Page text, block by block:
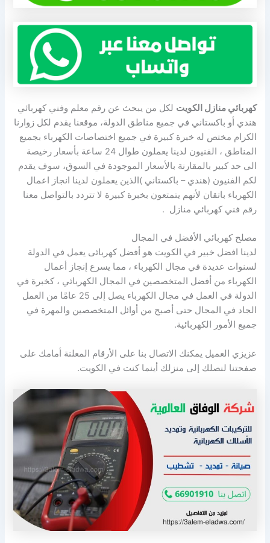
كهربائي منازل الكويت لكل من يبحث عن رقم معلم وفني كهربائي
هندي أو باكستاني في جميع مناطق الدولة، موقعنا يقدم لكل زوارنا
الكرام مختص له خبرة كبيرة في جميع اختصاصات الكهرباء بجميع
المناطق ، الفنيون لدينا يعملون طوال 24 ساعة بأسعار رخيصة
الى حد كبير بالمقارنة بالأسعار الموجودة في السوق، سوف يقدم
لكم الفنيون (هندي – باكستاني )الذين يعملون لدينا انجاز اعمال
الكهرباء باتقان لأنهم يتمتعون بخبرة كبيرة لا تتردد بالتواصل معنا
رقم فني كهربائي منازل .
مصلح كهربائي الأفضل في المجال
لدينا افضل خبير في الكويت هو أفضل كهربائى يعمل في الدولة
لسنوات عديدة في مجال الكهرباء ، مما يسرع إنجاز أعمال
الكهرباء من أفضل المتخصصين في المجال الكهربائي ، كخبرة في
الدولة في العمل في مجال الكهرباء يصل إلى 25 عامًا من العمل
الجاد في المجال حتى أصبح من أوائل المتخصصين والمهرة في
جميع الأمور الكهربائية.
عزيزي العميل يمكنك الاتصال بنا على الأرقام المعلنة أمامك على
صفحتنا لنصلك إلى منزلك أينما كنت في الكويت.